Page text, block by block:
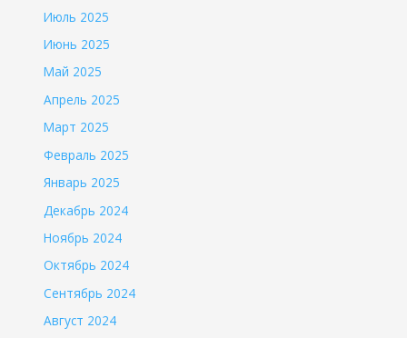
Июль 2025
Июнь 2025
Май 2025
Апрель 2025
Март 2025
Февраль 2025
Январь 2025
Декабрь 2024
Ноябрь 2024
Октябрь 2024
Сентябрь 2024
Август 2024